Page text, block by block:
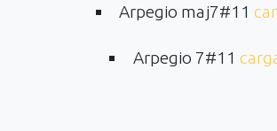
Arpegio maj7#11
Arpegio 7#11